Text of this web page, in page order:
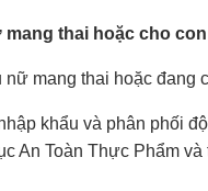
thai hoặc cho
mang thai hoặc
khẩu và phân phối
An Toàn Thực Phẩm